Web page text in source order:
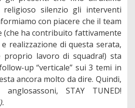
silenzio gli interventi
con piacere che il team
(che ha contribuito fattivamente
realizzazione di questa serata,
lavoro di squadra!) sta
up “verticale” sui 3 temi in
ancora molto da dire. Quindi,
STAY TUNED!